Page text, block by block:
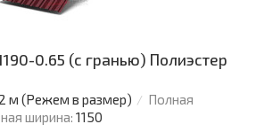
0.65 (с гранью) Полиэстер
м (Режем в размер)
Полная
ширина: 1150